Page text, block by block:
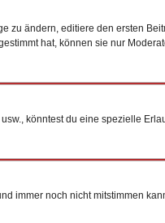
zu ändern, editiere den ersten
hat, können sie nur
könntest du eine spezielle
immer noch nicht mitstimmen